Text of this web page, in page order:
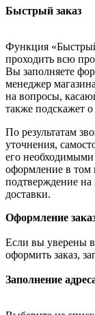
Быстрый заказ
Функция
проходить всю
Вы заполняете
менеджер
на вопросы,
также подскажет
По результатам
уточнения,
его необходимыми
оформление в том
подтверждение
доставки.
Оформление
Если вы уверены
оформить заказ,
Заполнение